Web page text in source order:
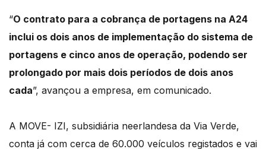
“O contrato para a cobrança de portagens na A24
inclui os dois anos de implementação do sistema de
portagens e cinco anos de operação, podendo ser
prolongado por mais dois períodos de dois anos
cada”, avançou a empresa, em comunicado.
A MOVE- IZI, subsidiária neerlandesa da Via Verde,
conta já com cerca de 60.000 veículos registados e vai